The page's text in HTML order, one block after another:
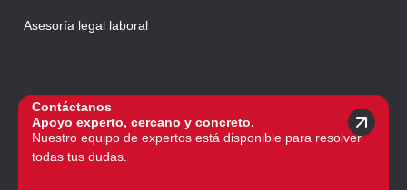
Asesoría legal laboral
Contáctanos
Apoyo experto, cercano y concreto.
Nuestro equipo de expertos está disponible para resolver
todas tus dudas.